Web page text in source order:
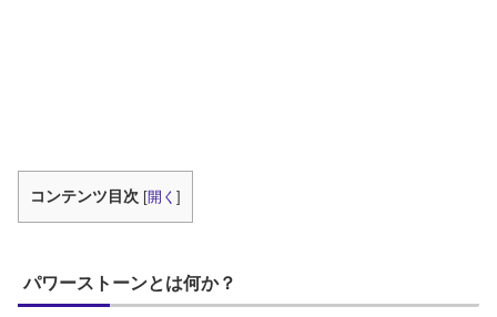
コンテンツ目次 [開く ]
パワーストーンとは何か？